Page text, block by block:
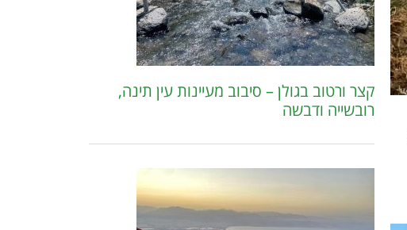
קצר ורטוב בגולן – סיבוב מעיינות עין תינה,
רובשייה ודבשה